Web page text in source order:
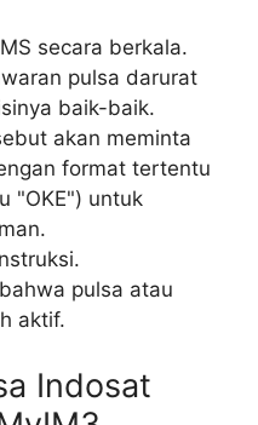
secara berkala.
pulsa darurat
baik-baik.
akan meminta
format tertentu
"OKE") untuk
pulsa atau
aktif.
Indosat